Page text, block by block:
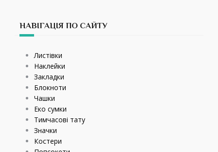
НАВІГАЦІЯ ПО САЙТУ
Листівки
Наклейки
Закладки
Блокноти
Чашки
Еко сумки
Тимчасові тату
Значки
Костери